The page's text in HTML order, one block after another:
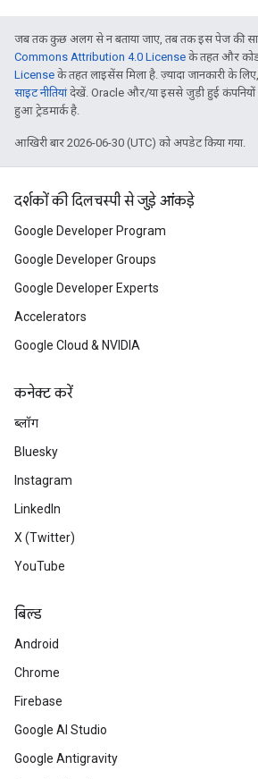
जब तक कुछ अलग से न बताया जाए, तब तक इस पेज की
Commons Attribution 4.0 License के तहत और
License के तहत लाइसेंस मिला है. ज़्यादा जानकारी के लिए,
साइट नीतियांदेखें. Oracle और/या इससे जुड़ी हुई कंपनियों
हुआ ट्रेडमार्क है.
आखिरी बार 2026-06-30 (UTC) को अपडेट किया गया.
दर्शकों की दिलचस्पी से जुड़े आंकड़े
Google Developer Program
Google Developer Groups
Google Developer Experts
Accelerators
Google Cloud & NVIDIA
कनेक्ट करें
ब्लॉग
Bluesky
Instagram
LinkedIn
X (Twitter)
YouTube
बिल्ड
Android
Chrome
Firebase
Google AI Studio
Google Antigravity